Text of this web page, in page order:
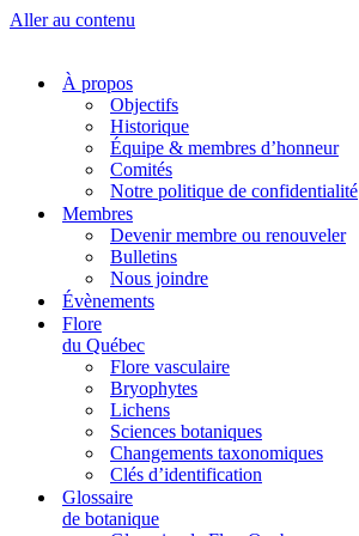
Aller au contenu
À propos
Objectifs
Historique
Équipe & membres d’honneur
Comités
Notre politique de confidentialité
Membres
Devenir membre ou renouveler
Bulletins
Nous joindre
Évènements
Flore
du Québec
Flore vasculaire
Bryophytes
Lichens
Sciences botaniques
Changements taxonomiques
Clés d’identification
Glossaire
de botanique